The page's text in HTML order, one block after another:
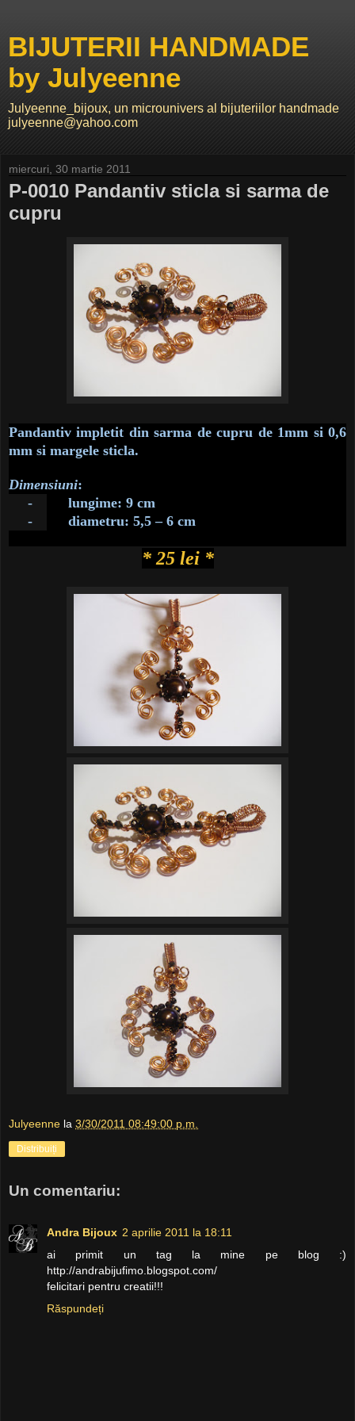
BIJUTERII HANDMADE
by Julyeenne
Julyeenne_bijoux, un microunivers al bijuteriilor handmade
julyeenne@yahoo.com
miercuri, 30 martie 2011
P-0010 Pandantiv sticla si sarma de
cupru
Pandantiv impletit din sarma de cupru de 1mm si 0,6
mm si margele sticla.
Dimensiuni:
-
lungime: 9 cm
-
diametru: 5,5 – 6 cm
* 25 lei *
Julyeenne la 3/30/2011 08:49:00 p.m.
Distribuiți
Un comentariu:
Andra Bijoux 2 aprilie 2011 la 18:11
ai primit un tag la mine pe blog :)
http://andrabijufimo.blogspot.com/
felicitari pentru creatii!!!
Răspundeți